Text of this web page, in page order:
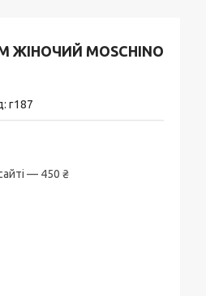
ЖІНОЧИЙ MOSCHINO
г187
— 450 ₴